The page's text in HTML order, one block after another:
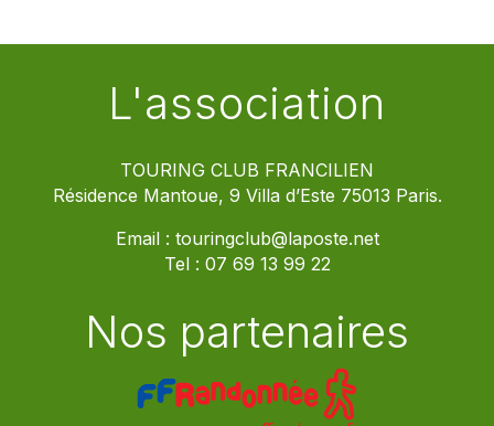
L'association
TOURING CLUB FRANCILIEN
Résidence Mantoue, 9 Villa d’Este 75013 Paris.
Email : touringclub@laposte.net
Tel : 07 69 13 99 22
Nos partenaires